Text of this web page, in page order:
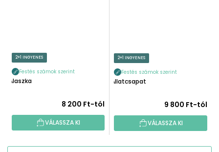
2+1 INGYENES
Festés számok szerint
Alaszka
8 200 Ft-tól
VÁLASSZA KI
2+1 INGYENES
Festés számok szerint
Állatcsapat
9 800 Ft-tól
VÁLASSZA KI